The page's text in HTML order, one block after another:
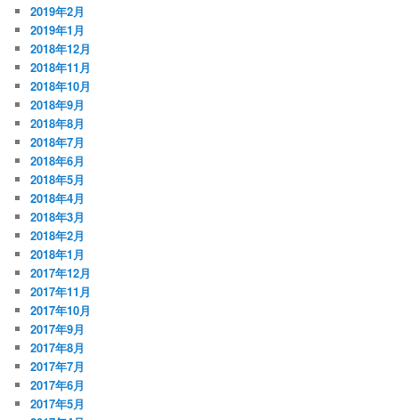
2019年2月
2019年1月
2018年12月
2018年11月
2018年10月
2018年9月
2018年8月
2018年7月
2018年6月
2018年5月
2018年4月
2018年3月
2018年2月
2018年1月
2017年12月
2017年11月
2017年10月
2017年9月
2017年8月
2017年7月
2017年6月
2017年5月